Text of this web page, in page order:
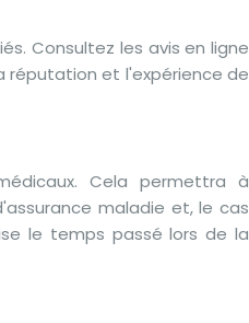
Consultez les avis en ligne
réputation et l'expérience de
Cela permettra à
maladie et, le cas
le temps passé lors de la